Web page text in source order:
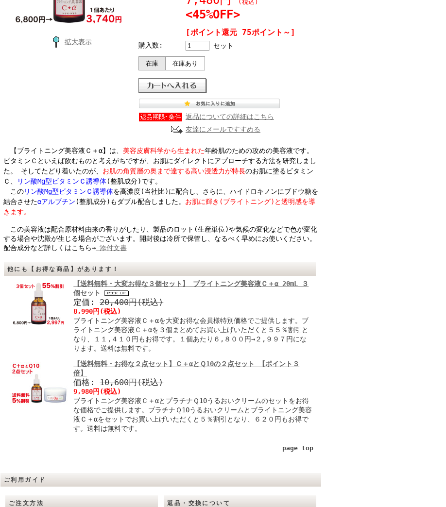
拡大表示
(税込)
<45%OFF>
[ポイント還元 75ポイント～]
購入数: セット
在庫 在庫あり
返品についての詳細はこちら
友達にメールですすめる
【ブライトニング美容液Ｃ＋α】は、 美容皮膚科学から生まれた年齢肌のための攻めの美容液です。
ビタミンＣといえば飲むものと考えがちですが、お肌にダイレクトにアプローチする方法を研究しまし
た。 そしてたどり着いたのが、 お肌の角質層の奥まで達する高い浸透力が特長のお肌に塗るビタミン
Ｃ、
リン酸Mg型ビタミンＣ誘導体(整肌成分)です。
このリン酸Mg型ビタミンＣ誘導体を高濃度(当社比)に配合し、さらに、ハイドロキノンにブドウ糖を
結合させたαアルブチン (整肌成分)もダブル配合しました。 お肌に輝き(ブライトニング)と透明感を導
きます。
この美容液は配合原材料由来の香りがしたり、製品のロット(生産単位)や気候の変化などで色が変化
する場合や沈殿が生じる場合がございます。開封後は冷所で保管し、なるべく早めにお使いください。
配合成分など詳しくはこちら→ 添付文書
他にも【お得な商品】があります！
【送料無料・大変お得な３個セット】 ブライトニング美容液Ｃ＋α 20mL ３
個セット
定価:20,400円(税込)
8,990円(税込)
ブライトニング美容液Ｃ＋αを大変お得な会員様特別価格でご提供します。ブ
ライトニング美容液Ｃ＋αを３個まとめてお買い上げいただくと５５％割引と
なり、１１,４１０円もお得です。１個あたり６,８００円→２,９９７円にな
ります。送料は無料です。
【送料無料・お得な２点セット】Ｃ＋αとＱ10の２点セット 【ポイント３
倍】
価格:10,600円(税込)
9,980円(税込)
ブライトニング美容液Ｃ＋αとプラチナＱ10うるおいクリームのセットをお得
な価格でご提供します。プラチナＱ10うるおいクリームとブライトニング美容
液Ｃ＋αをセットでお買い上げいただくと５％割引となり、６２０円もお得で
す。送料は無料です。
page top
ご利用ガイド
ご注文方法 返品・交換について